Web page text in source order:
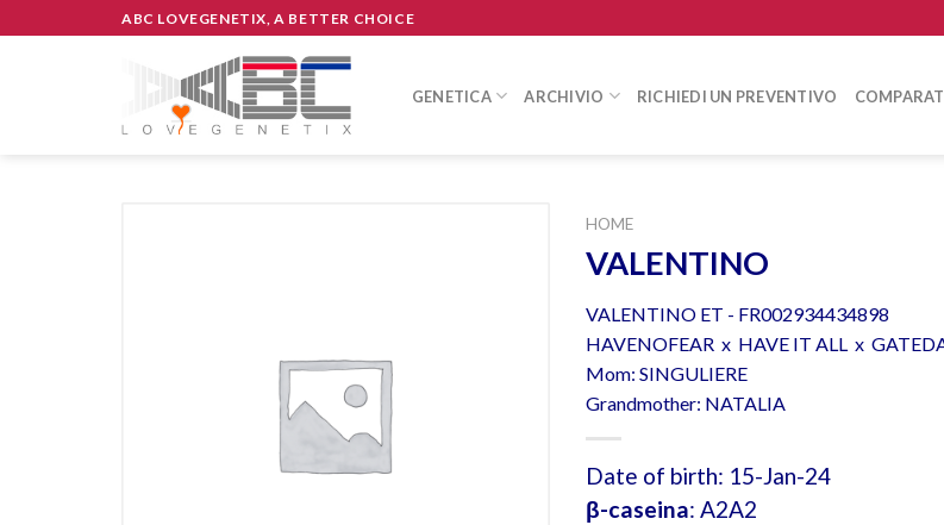
to
ABC LOVEGENETIX, A BETTER CHOICE
GENETICA ARCHIVIO RICHIEDI UN PREVENTIVO
HOME
VALENTINO
VALENTINO ET - FR002934434898
HAVENOFEAR x HAVE IT ALL x
Mom: SINGULIERE
Grandmother: NATALIA
Date of birth: 15-Jan-24
β-caseina: A2A2